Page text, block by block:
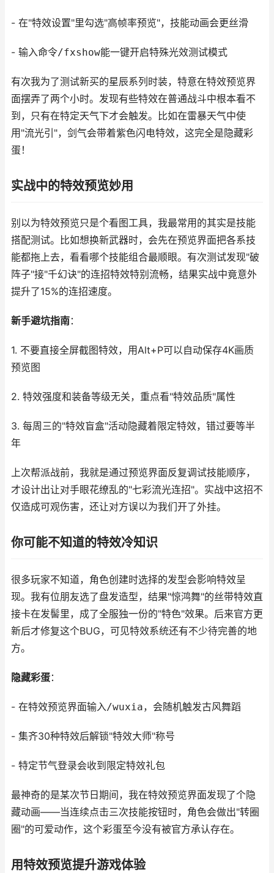
- 在"特效设置"里勾选"高帧率预览"，技能动画会更丝滑
- 输入命令/fxshow能一键开启特殊光效测试模式
有次我为了测试新买的星辰系列时装，特意在特效预览界
面摆弄了两个小时。发现有些特效在普通战斗中根本看不
到，只有在特定天气下才会触发。比如在雷暴天气中使
用"流光引"，剑气会带着紫色闪电特效，这完全是隐藏彩
蛋！
实战中的特效预览妙用
别以为特效预览只是个看图工具，我最常用的其实是技能
搭配测试。比如想换新武器时，会先在预览界面把各系技
能都拖上去，看看哪个技能组合最顺眼。有次测试发现"破
阵子"接"千幻诀"的连招特效特别流畅，结果实战中竟意外
提升了15%的连招速度。
新手避坑指南：
1. 不要直接全屏截图特效，用Alt+P可以自动保存4K画质
预览图
2. 特效强度和装备等级无关，重点看"特效品质"属性
3. 每周三的"特效盲盒"活动隐藏着限定特效，错过要等半
年
上次帮派战前，我就是通过预览界面反复调试技能顺序，
才设计出让对手眼花缭乱的"七彩流光连招"。实战中这招不
仅造成可观伤害，还让对方误以为我们开了外挂。
你可能不知道的特效冷知识
很多玩家不知道，角色创建时选择的发型会影响特效呈
现。我有位朋友选了盘发造型，结果"惊鸿舞"的丝带特效直
接卡在发髻里，成了全服独一份的"特色"效果。后来官方更
新后才修复这个BUG，可见特效系统还有不少待完善的地
方。
隐藏彩蛋：
- 在特效预览界面输入/wuxia，会随机触发古风舞蹈
- 集齐30种特效后解锁"特效大师"称号
- 特定节气登录会收到限定特效礼包
最神奇的是某次节日期间，我在特效预览界面发现了个隐
藏动画——当连续点击三次技能按钮时，角色会做出"转圈
圈"的可爱动作，这个彩蛋至今没有被官方承认存在。
用特效预览提升游戏体验